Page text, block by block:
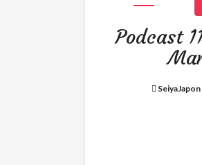
Podcast
SeiyaJapon